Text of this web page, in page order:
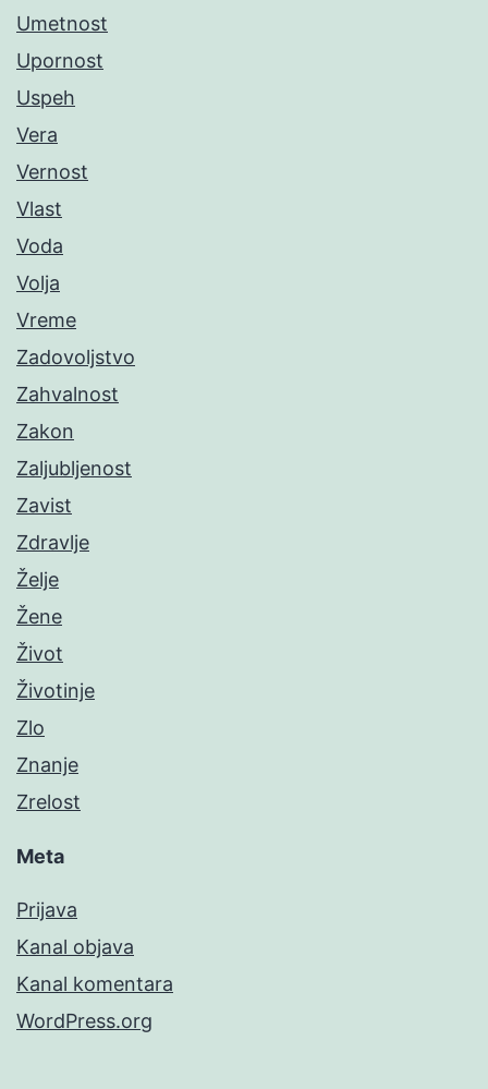
Umetnost
Upornost
Uspeh
Vera
Vernost
Vlast
Voda
Volja
Vreme
Zadovoljstvo
Zahvalnost
Zakon
Zaljubljenost
Zavist
Zdravlje
Želje
Žene
Život
Životinje
Zlo
Znanje
Zrelost
Meta
Prijava
Kanal objava
Kanal komentara
WordPress.org